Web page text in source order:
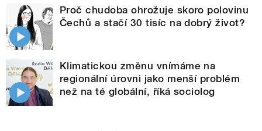
Proč chudoba ohrožuje skoro polovinu
Čechů a stačí 30 tisíc na dobrý život?
Klimatickou změnu vnímáme na
regionální úrovni jako menší problém
než na té globální, říká sociolog